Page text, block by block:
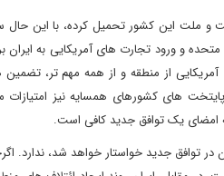
و ملت این کشور تحمیل کرده، با این
متحده و ورود تجارت های آمریکایی به
از منطقه و از همه مهم تر،
های کشورهای همسایه نیز امتیازات
امضای یک توافق جدید کافی است.